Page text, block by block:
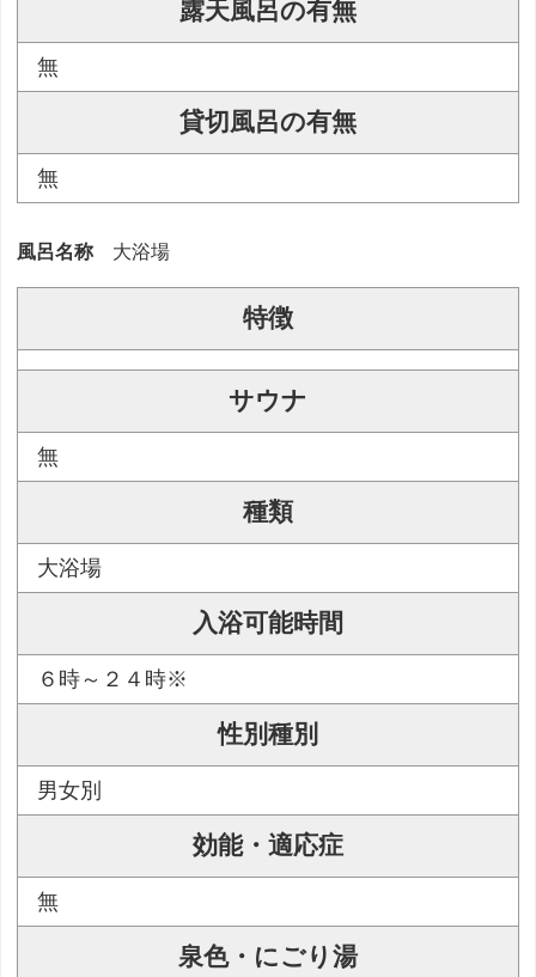
露天風呂の有無
無
貸切風呂の有無
無
風呂名称 大浴場
特徴
サウナ
無
種類
大浴場
入浴可能時間
６時～２４時※
性別種別
男女別
効能・適応症
無
泉色・にごり湯